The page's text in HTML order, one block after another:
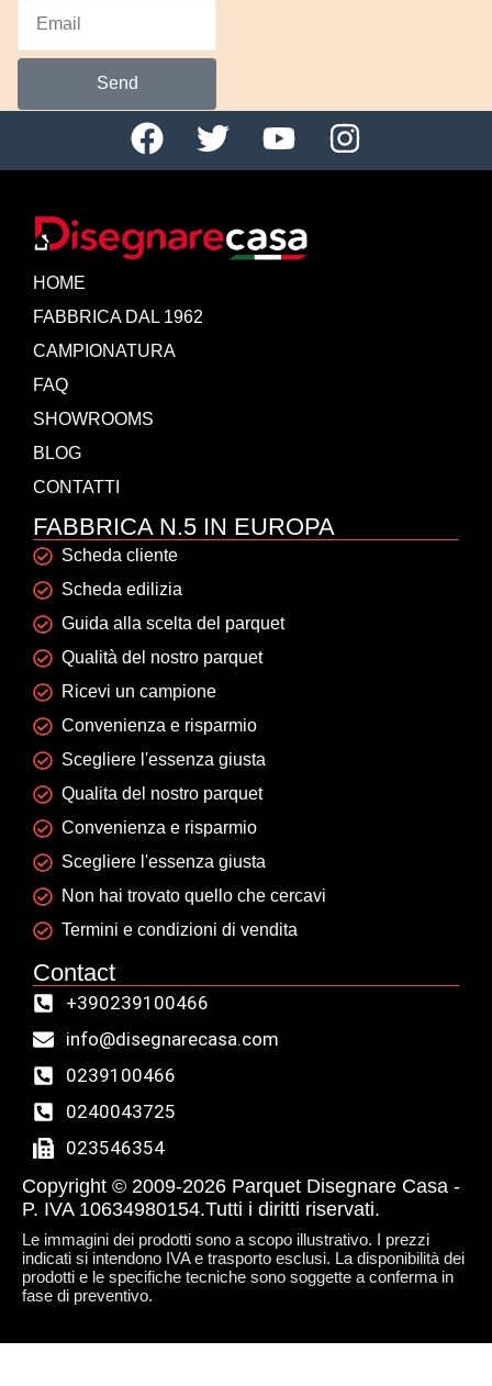
Send
HOME
FABBRICA DAL 1962
CAMPIONATURA
FAQ
SHOWROOMS
BLOG
CONTATTI
FABBRICA N.5 IN EUROPA
Scheda cliente
Scheda edilizia
Guida alla scelta del parquet
Qualità del nostro parquet
Ricevi un campione
Convenienza e risparmio
Scegliere l'essenza giusta
Qualita del nostro parquet
Convenienza e risparmio
Scegliere l'essenza giusta
Non hai trovato quello che cercavi
Termini e condizioni di vendita
Contact
+390239100466
info@disegnarecasa.com
0239100466
0240043725
023546354
Copyright © 2009-2026 Parquet Disegnare Casa -
P. IVA 10634980154.Tutti i diritti riservati.
Le immagini dei prodotti sono a scopo illustrativo. I prezzi
indicati si intendono IVA e trasporto esclusi. La disponibilità dei
prodotti e le specifiche tecniche sono soggette a conferma in
fase di preventivo.